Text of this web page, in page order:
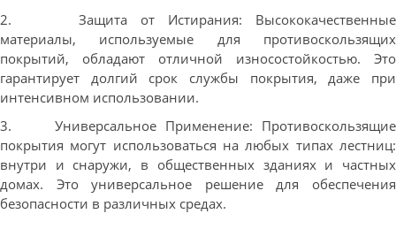
2. Защита от Истирания: Высококачественные
материалы, используемые для противоскользящих
покрытий, обладают отличной износостойкостью. Это
гарантирует долгий срок службы покрытия, даже при
интенсивном использовании.
3. Универсальное Применение: Противоскользящие
покрытия могут использоваться на любых типах лестниц:
внутри и снаружи, в общественных зданиях и частных
домах. Это универсальное решение для обеспечения
безопасности в различных средах.